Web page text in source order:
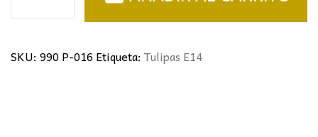
SKU: 990 P-016 Etiqueta: Tulipas E14